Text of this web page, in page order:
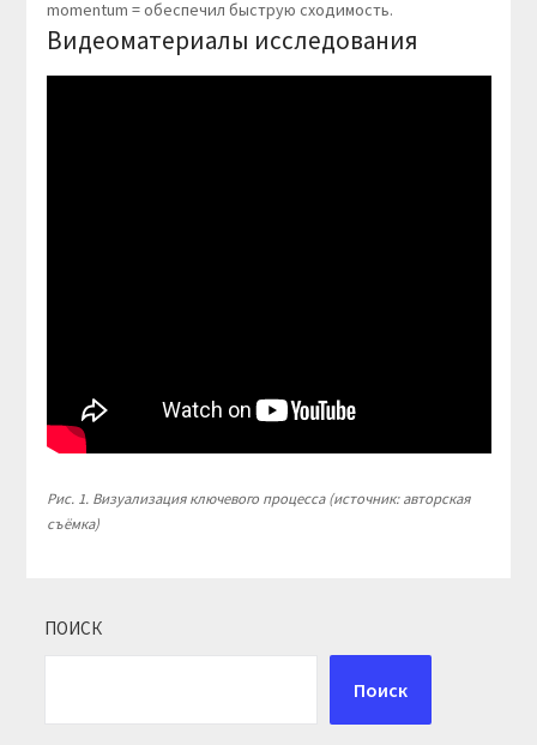
momentum = обеспечил быструю сходимость.
Видеоматериалы исследования
Рис. 1. Визуализация ключевого процесса (источник: авторская
съёмка)
ПОИСК
Поиск